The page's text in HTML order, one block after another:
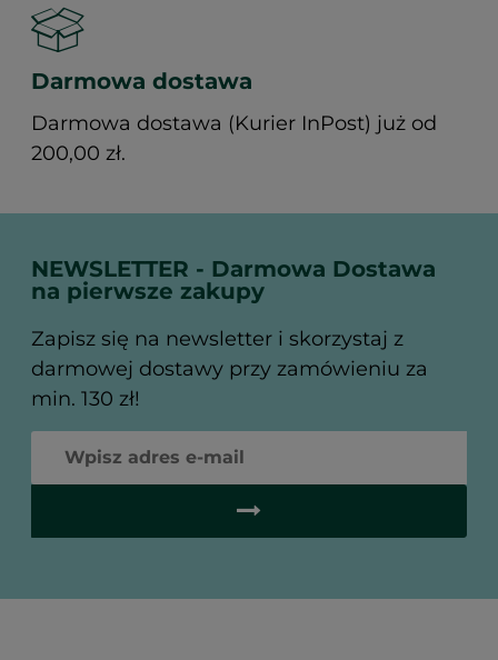
Darmowa dostawa
Darmowa dostawa (Kurier InPost) już od
200,00 zł.
NEWSLETTER - Darmowa Dostawa
na pierwsze zakupy
Zapisz się na newsletter i skorzystaj z
darmowej dostawy przy zamówieniu za
min. 130 zł!